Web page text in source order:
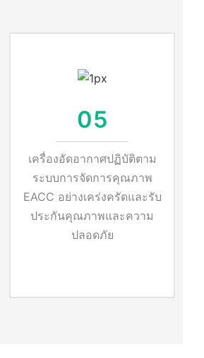
05
เครื่องอัดอากาศปฏิบัติตาม
ระบบการจัดการคุณภาพ
EACC อย่างเคร่งครัดและรับ
ประกันคุณภาพและความ
ปลอดภัย